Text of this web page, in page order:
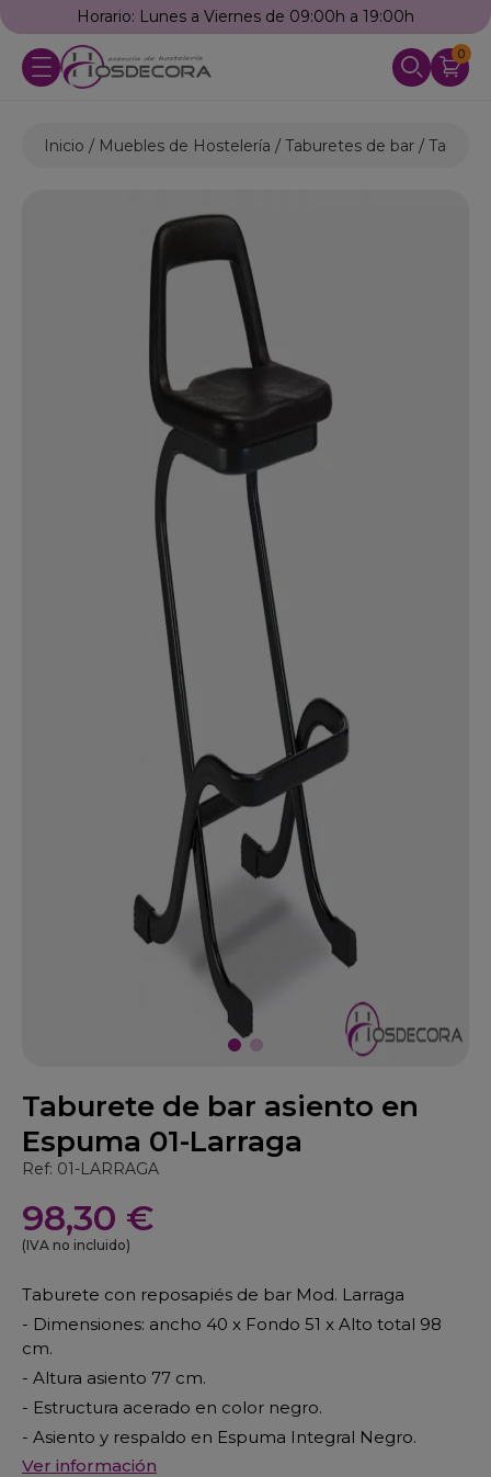
Horario: Lunes a Viernes de 09:00h a 19:00h
0
Inicio Muebles de Hostelería Taburetes de bar
Taburete de bar asiento en
Espuma 01-Larraga
Ref: 01-LARRAGA
98,30 €
(IVA no incluido)
Taburete con reposapiés de bar Mod. Larraga
- Dimensiones: ancho 40 x Fondo 51 x Alto total 98
cm.
- Altura asiento 77 cm.
- Estructura acerado en color negro.
- Asiento y respaldo en Espuma Integral Negro.
Ver información